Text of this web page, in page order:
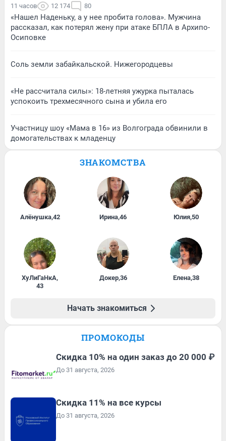
11 часов 12 174 80
«Нашел Наденьку, а у нее пробита голова». Мужчина
рассказал, как потерял жену при атаке БПЛА в Архипо-
Осиповке
Соль земли забайкальской. Нижегородцевы
«Не рассчитала силы»: 18-летняя ужурка пыталась
успокоить трехмесячного сына и убила его
Участницу шоу «Мама в 16» из Волгограда обвинили в
домогательствах к младенцу
ЗНАКОМСТВА
Алёнушка,42 Ирина,46 Юлия,50
ХуЛиГаНкА,
43
Докер,36 Елена,38
Начать знакомиться
ПРОМОКОДЫ
Скидка 10% на один заказ до 20 000 ₽
До 31 августа, 2026
Скидка 11% на все курсы
До 31 августа, 2026